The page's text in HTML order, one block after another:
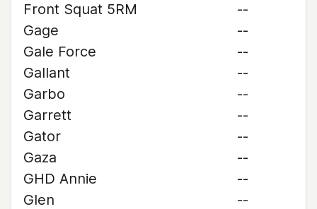
Front Squat 5RM
--
Gage
--
Gale Force
--
Gallant
--
Garbo
--
Garrett
--
Gator
--
Gaza
--
GHD Annie
--
Glen
--